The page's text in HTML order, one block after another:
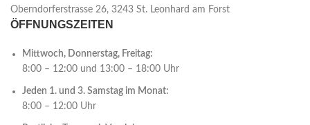
Oberndorferstrasse 26, 3243 St. Leonhard am Forst
ÖFFNUNGSZEITEN
Mittwoch, Donnerstag, Freitag:
8:00 – 12:00 und 13:00 – 18:00 Uhr
Jeden 1. und 3. Samstag im Monat:
8:00 – 12:00 Uhr